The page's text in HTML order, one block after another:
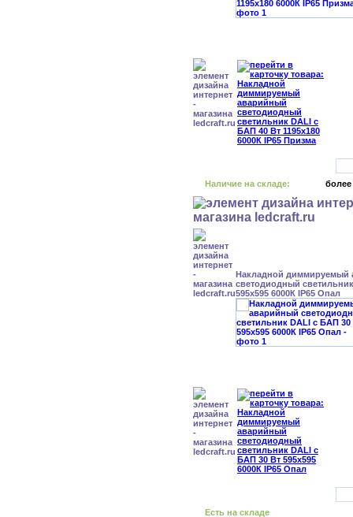
Наличие на складе: более
Накладной диммируемый
светодиодный
595x595 6000К IP65 Опал
Есть на складе